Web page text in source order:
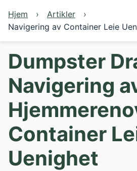
Hjem
Artikler
Navigering av Container Leie
Dumpster
Navigering
Container
Uenighet